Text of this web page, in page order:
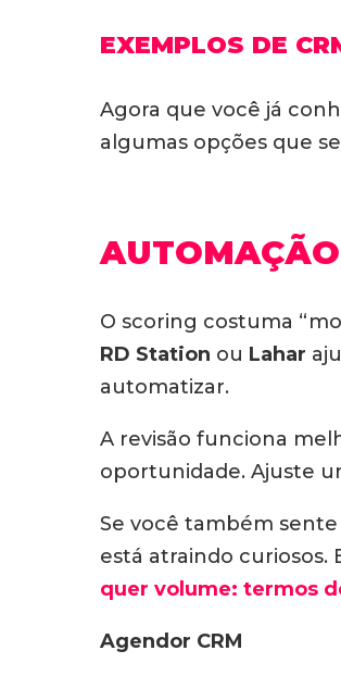
EXEMPLOS DE
Agora que você já
algumas opções que
O scoring costuma
RD Station ou Lahar
automatizar.
A revisão funciona
oportunidade. Ajuste
Se você também
está atraindo curiosos.
quer volume: termos
Agendor CRM